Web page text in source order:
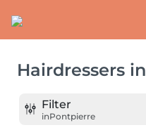
Hairdressers in
Filter
inPontpierre